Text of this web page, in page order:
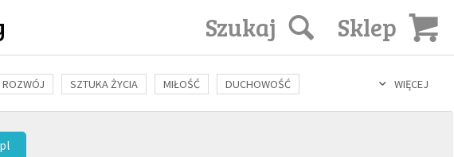
Sklep
Szukaj
WIĘCEJ
ROZWÓJ SZTUKA ŻYCIA MIŁOŚĆ DUCHOWOŚĆ
RELIGIE FILOZOFIA KULTURA ŚWIĘCI SEKS IN VITRO